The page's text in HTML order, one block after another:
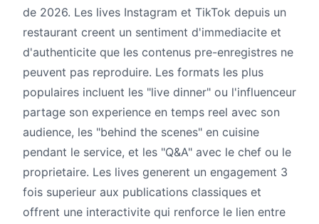
de 2026. Les lives Instagram et TikTok depuis un
restaurant creent un sentiment d'immediacite et
d'authenticite que les contenus pre-enregistres ne
peuvent pas reproduire. Les formats les plus
populaires incluent les "live dinner" ou l'influenceur
partage son experience en temps reel avec son
audience, les "behind the scenes" en cuisine
pendant le service, et les "Q&A" avec le chef ou le
proprietaire. Les lives generent un engagement 3
fois superieur aux publications classiques et
offrent une interactivite qui renforce le lien entre